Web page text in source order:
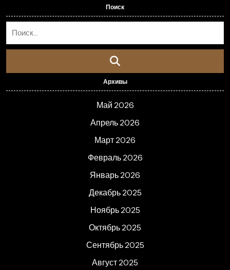
Поиск
Архивы
Май 2026
Апрель 2026
Март 2026
Февраль 2026
Январь 2026
Декабрь 2025
Ноябрь 2025
Октябрь 2025
Сентябрь 2025
Август 2025